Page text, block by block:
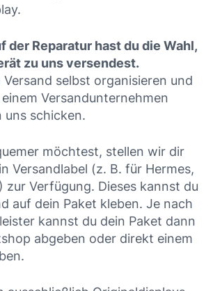
der Reparatur hast du die Wahl,
zu uns versendest.
selbst organisieren und
Versandunternehmen
uns schicken.
möchtest, stellen wir dir
Versandlabel (z. B. für Hermes,
zur Verfügung. Dieses kannst du
auf dein Paket kleben. Je nach
kannst du dein Paket dann
abgeben oder direkt einem